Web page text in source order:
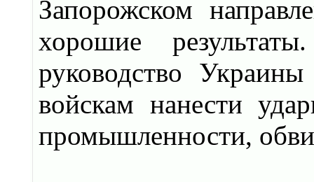
Запорожском
хорошие
руководство
войскам нанести
промышленности,